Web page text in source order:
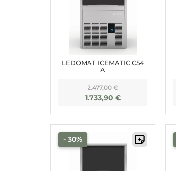
LEDOMAT ICEMATIC C54
A
2.477,00€
1.733,90 €
- 30%